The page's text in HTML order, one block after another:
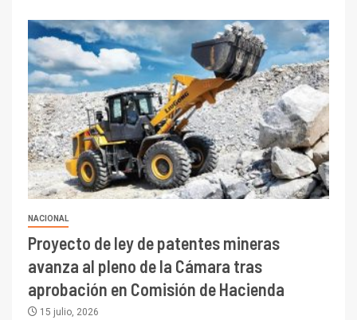
NACIONAL
Proyecto de ley de patentes mineras
avanza al pleno de la Cámara tras
aprobación en Comisión de Hacienda
15 julio, 2026
3 I+D
PIB minero impacta el
crecimiento regional: Banco
Central reporta resultados
dispares en el primer
trimestre
4 I+D
Informe bimensual de
alcanza máximos por escasez
de concentrados
I+D
Estudio revela cómo el precio